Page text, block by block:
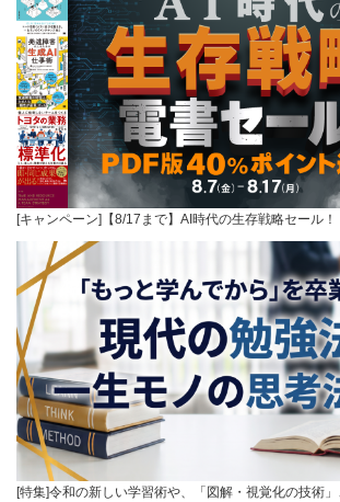
[キャンペーン]【8/17まで】AI時代の生存戦略セール！
[特集]令和の新しい学習術や、「図解・視覚化の技術